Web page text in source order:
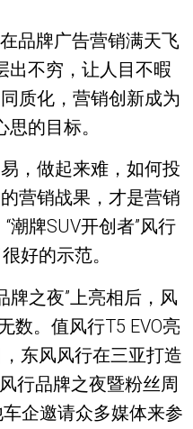
品牌广告营销满天飞
出不穷，让人目不暇
质化，营销创新成为
的目标。
，做起来难，如何投
营销战果，才是营销
潮牌SUV开创者”风行
好的示范。
牌之夜”上亮相后，风
数。值风行T5 EVO亮
东风风行在三亚打造
行品牌之夜暨粉丝周
企邀请众多媒体来参